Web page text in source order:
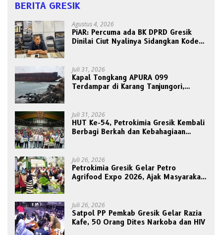
BERITA GRESIK
Agustus 4, 2026
PiAR: Percuma ada BK DPRD Gresik
Dinilai Ciut Nyalinya Sidangkan Kode
Juli 31, 2026
Kapal Tongkang APURA 099
Terdampar di Karang Tanjungori,
Juli 31, 2026
HUT Ke-54, Petrokimia Gresik Kembali
Berbagi Berkah dan Kebahagiaan
Juli 26, 2026
Petrokimia Gresik Gelar Petro
Agrifood Expo 2026, Ajak Masyarakat
Juli 26, 2026
Satpol PP Pemkab Gresik Gelar Razia
Kafe, 50 Orang Dites Narkoba dan HIV